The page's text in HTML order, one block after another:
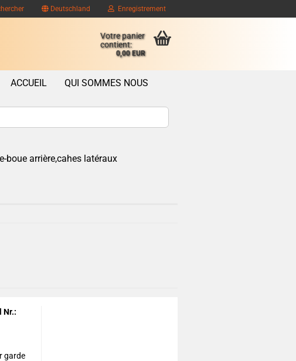
Deutschland Enregistrement
Votre panier
contient:
0,00 EUR
ACCUEIL QUI SOMMES NOUS
boue arrière,cahes latéraux
Nr.:
garde